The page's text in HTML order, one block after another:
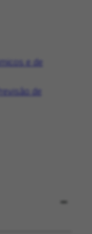
e de
de